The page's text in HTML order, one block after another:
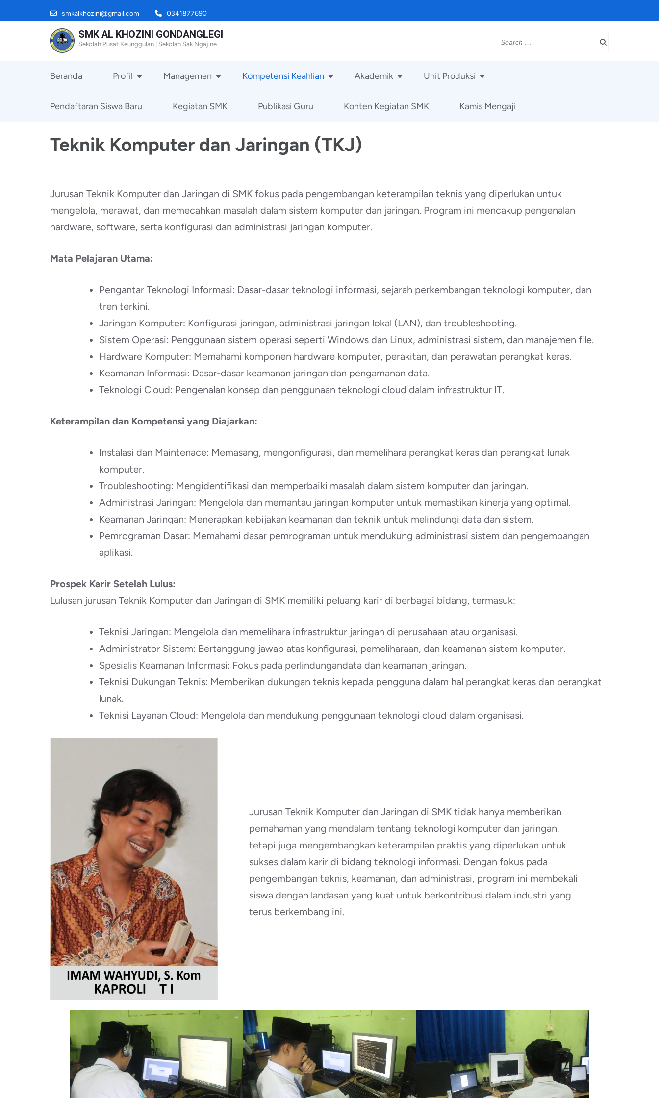
to
smkalkhozini@gmail.com 0341877690
SMK AL KHOZINI GONDANGLEGI
Sekolah Pusat Keunggulan | Sekolah Sak Ngajine
Search
Beranda Profil Managemen Kompetensi Keahlian Akademik Unit Produksi
Pendaftaran Siswa Baru Kegiatan SMK Publikasi Guru Konten Kegiatan SMK Kamis Mengaji
Teknik Komputer dan Jaringan (TKJ)
Jurusan Teknik Komputer dan Jaringan di SMK fokus pada pengembangan keterampilan teknis yang diperlukan untuk
mengelola, merawat, dan memecahkan masalah dalam sistem komputer dan jaringan. Program ini mencakup pengenalan
hardware, software, serta konfigurasi dan administrasi jaringan komputer.
Mata Pelajaran Utama:
Pengantar Teknologi Informasi: Dasar-dasar teknologi informasi, sejarah perkembangan teknologi komputer, dan
tren terkini.
Jaringan Komputer: Konfigurasi jaringan, administrasi jaringan lokal (LAN), dan troubleshooting.
Sistem Operasi: Penggunaan sistem operasi seperti Windows dan Linux, administrasi sistem, dan manajemen file.
Hardware Komputer: Memahami komponen hardware komputer, perakitan, dan perawatan perangkat keras.
Keamanan Informasi: Dasar-dasar keamanan jaringan dan pengamanan data.
Teknologi Cloud: Pengenalan konsep dan penggunaan teknologi cloud dalam infrastruktur IT.
Keterampilan dan Kompetensi yang Diajarkan:
Instalasi dan Maintenace: Memasang, mengonfigurasi, dan memelihara perangkat keras dan perangkat lunak
komputer.
Troubleshooting: Mengidentifikasi dan memperbaiki masalah dalam sistem komputer dan jaringan.
Administrasi Jaringan: Mengelola dan memantau jaringan komputer untuk memastikan kinerja yang optimal.
Keamanan Jaringan: Menerapkan kebijakan keamanan dan teknik untuk melindungi data dan sistem.
Pemrograman Dasar: Memahami dasar pemrograman untuk mendukung administrasi sistem dan pengembangan
aplikasi.
Prospek Karir Setelah Lulus:
Lulusan jurusan Teknik Komputer dan Jaringan di SMK memiliki peluang karir di berbagai bidang, termasuk:
Teknisi Jaringan: Mengelola dan memelihara infrastruktur jaringan di perusahaan atau organisasi.
Administrator Sistem: Bertanggung jawab atas konfigurasi, pemeliharaan, dan keamanan sistem komputer.
Spesialis Keamanan Informasi: Fokus pada perlindungandata dan keamanan jaringan.
Teknisi Dukungan Teknis: Memberikan dukungan teknis kepada pengguna dalam hal perangkat keras dan perangkat
lunak.
Teknisi Layanan Cloud: Mengelola dan mendukung penggunaan teknologi cloud dalam organisasi.
Jurusan Teknik Komputer dan Jaringan di SMK tidak hanya memberikan
pemahaman yang mendalam tentang teknologi komputer dan jaringan,
tetapi juga mengembangkan keterampilan praktis yang diperlukan untuk
sukses dalam karir di bidang teknologi informasi. Dengan fokus pada
pengembangan teknis, keamanan, dan administrasi, program ini membekali
siswa dengan landasan yang kuat untuk berkontribusi dalam industri yang
terus berkembang ini.